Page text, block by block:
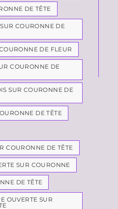
DE TÊTE
COURONNE DE
DE FLEUR
COURONNE DE
SUR COURONNE DE
DE TÊTE
COURONNE DE TÊTE
SUR COURONNE
DE TÊTE
OUVERTE SUR